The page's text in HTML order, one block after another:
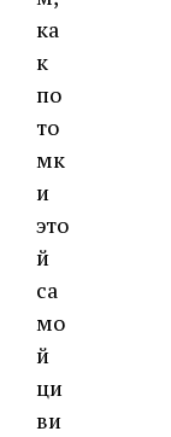
ка
к
по
то
мк
и
это
й
са
мо
й
ци
ви